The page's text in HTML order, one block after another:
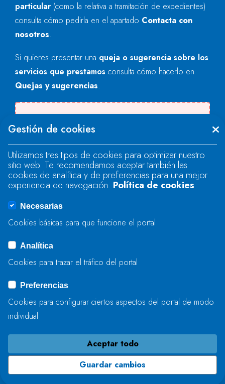
particular (como la relativa a tramitación de expedientes)
consulta cómo pedirla en el apartado Contacta con
nosotros.
Si quieres presentar una queja o sugerencia sobre los
servicios que prestamos consulta cómo hacerlo en
Quejas y sugerencias.
"text".
Se produjo un error al cargar el campo
"text".
Se produjo un error al cargar el campo
ENVIAR
Gestión de cookies
Utilizamos tres tipos de cookies para optimizar nuestro
sitio web. Te recomendamos aceptar también las
cookies de analítica y de preferencias para una mejor
experiencia de navegación. Política de cookies
Necesarias
Cookies básicas para que funcione el portal
Analítica
Cookies para trazar el tráfico del portal
Preferencias
Cookies para configurar ciertos aspectos del portal de modo
individual
Aceptar todo
Guardar cambios